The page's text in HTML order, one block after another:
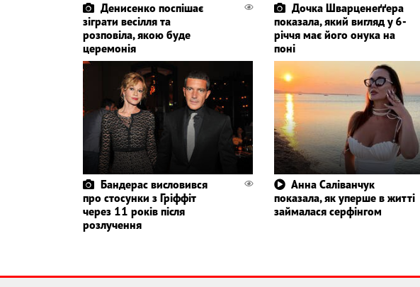
Денисенко поспішає
зіграти весілля та
розповіла, якою буде
церемонія
Дочка Шварценеґґера
показала, який вигляд у 6-
річчя має його онука на
поні
Бандерас висловився
про стосунки з Гріффіт
через 11 років після
розлучення
Анна Саліванчук
показала, як уперше в житті
займалася серфінгом